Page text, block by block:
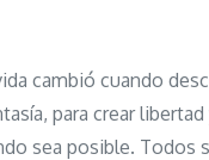
cambió cuando
para crear
sea posible. Todos